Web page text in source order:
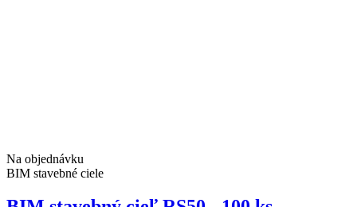
Na objednávku
BIM stavebné ciele